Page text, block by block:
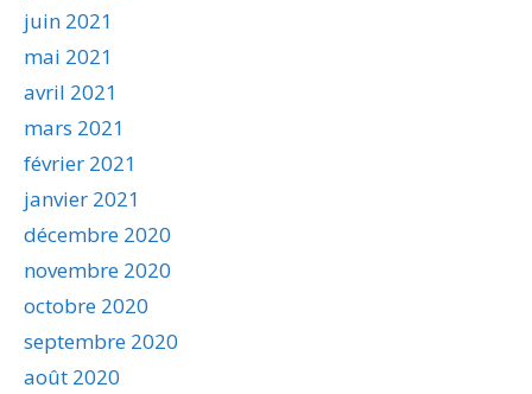
juin 2021
mai 2021
avril 2021
mars 2021
février 2021
janvier 2021
décembre 2020
novembre 2020
octobre 2020
septembre 2020
août 2020